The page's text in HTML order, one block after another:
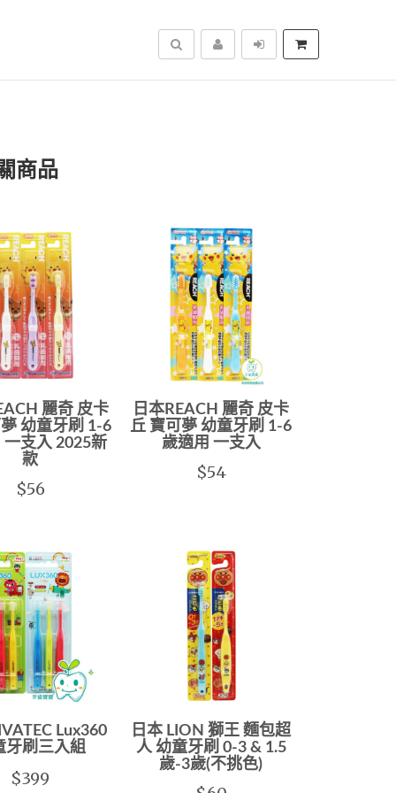
搜尋
商品
麗奇 皮卡
幼童牙刷 1-6
一支入 2025新
款
$56
日本REACH 麗奇 皮卡
丘 寶可夢 幼童牙刷 1-6
歲適用 一支入
$54
Lux360
牙刷三入組
$399
日本 LION 獅王 麵包超
人 幼童牙刷 0-3 & 1.5
歲-3歲(不挑色)